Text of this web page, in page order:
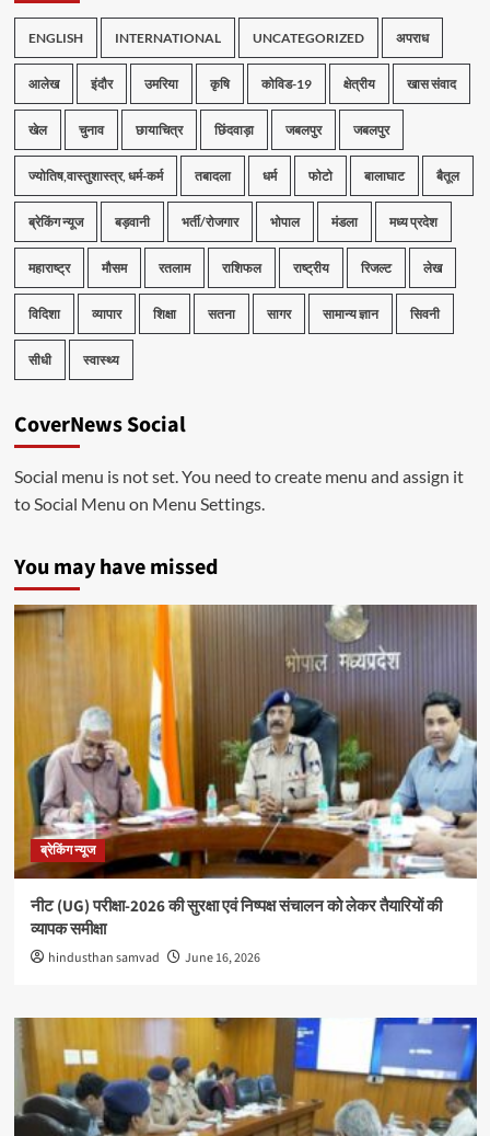
ENGLISH INTERNATIONAL UNCATEGORIZED अपराध
आलेख इंदौर उमरिया कृषि कोविड-19 क्षेत्रीय खास संवाद
खेल चुनाव छायाचित्र छिंदवाड़ा जबलपुर जबलपुर
ज्योतिष,वास्तुशास्त्र, धर्म-कर्म तबादला धर्म फोटो बालाघाट बैतूल
ब्रेकिंग न्यूज बड़वानी भर्ती/रोजगार भोपाल मंडला मध्य प्रदेश
महाराष्ट्र मौसम रतलाम राशिफल राष्ट्रीय रिजल्ट लेख
विदिशा व्यापार शिक्षा सतना सागर सामान्य ज्ञान सिवनी
सीधी स्वास्थ्य
CoverNews Social
Social menu is not set. You need to create menu and assign it
to Social Menu on Menu Settings.
You may have missed
ब्रेकिंग न्यूज
नीट (UG) परीक्षा-2026 की सुरक्षा एवं निष्पक्ष संचालन को लेकर तैयारियों की
व्यापक समीक्षा
hindusthan samvad June 16, 2026